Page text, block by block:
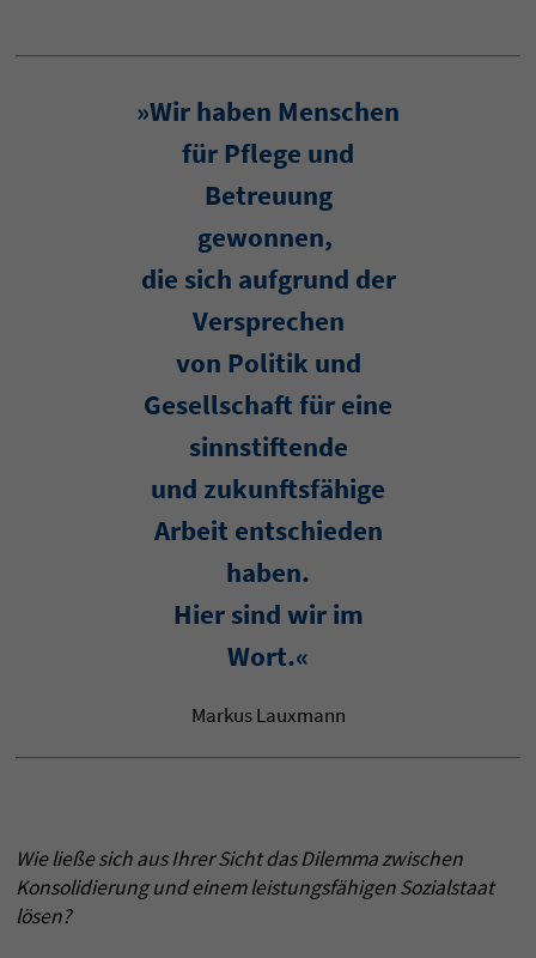
»Wir haben Menschen
für Pflege und
Betreuung
gewonnen,
die sich aufgrund der
Versprechen
von Politik und
Gesellschaft für eine
sinnstiftende
und zukunftsfähige
Arbeit entschieden
haben.
Hier sind wir im
Wort.«
Markus Lauxmann
Wie ließe sich aus Ihrer Sicht das Dilemma zwischen
Konsolidierung und einem leistungsfähigen Sozialstaat
lösen?